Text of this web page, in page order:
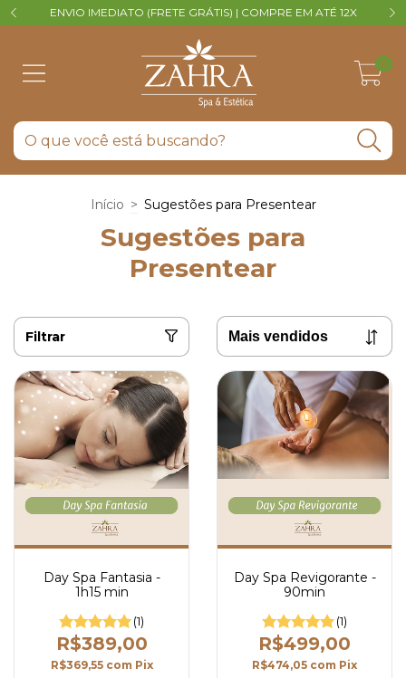
ENVIO IMEDIATO (FRETE GRÁTIS) | COMPRE EM ATÉ 12X
0
Início > Sugestões para Presentear
Sugestões para
Presentear
Filtrar
Day Spa Fantasia -
1h15 min
(1)
R$389,00
R$369,55 com Pix
Day Spa Revigorante -
90min
(1)
R$499,00
R$474,05 com Pix